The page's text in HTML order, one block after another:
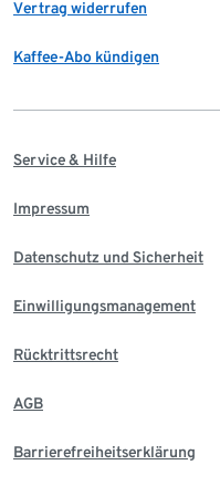
Vertrag widerrufen
Kaffee-Abo kündigen
Service & Hilfe
Impressum
Datenschutz und Sicherheit
Einwilligungsmanagement
Rücktrittsrecht
AGB
Barrierefreiheitserklärung